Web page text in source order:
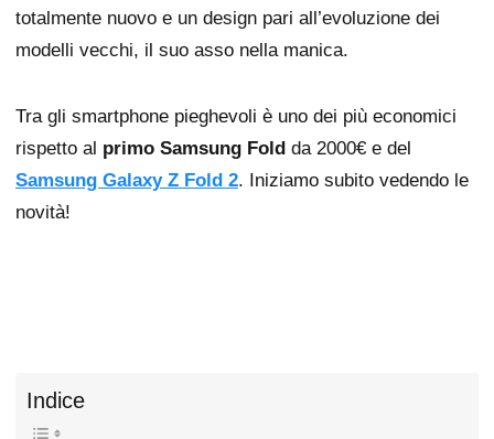
totalmente nuovo e un design pari all’evoluzione dei
modelli vecchi, il suo asso nella manica.
Tra gli smartphone pieghevoli è uno dei più economici
rispetto al primo Samsung Fold da 2000€ e del
Samsung Galaxy Z Fold 2. Iniziamo subito vedendo le
novità!
Indice